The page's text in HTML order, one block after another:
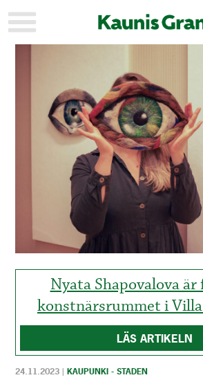
AJANKOHTAISTA
AKTUELLT
URHEILU
IDROTT
KULTTUURI
KULTUR
HISTORIA
HISTORIA
ALLMÄN
MAINOSTAJILLE
FÖR
ANNONSÖRER
Nyata Shapovalova
konstnärsrummet i
LÄS ARTIKELN
24.11.2023 |KAUPUNKI - STADEN